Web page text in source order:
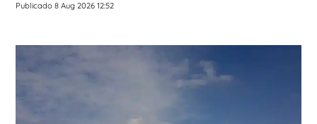
Publicado 8 Aug 2026 12:52